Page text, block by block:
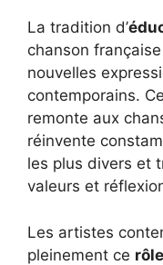
La tradition d’
chanson
nouvelles
contemporains.
remonte aux
réinvente
les plus divers et
valeurs et
Les artistes
pleinement ce